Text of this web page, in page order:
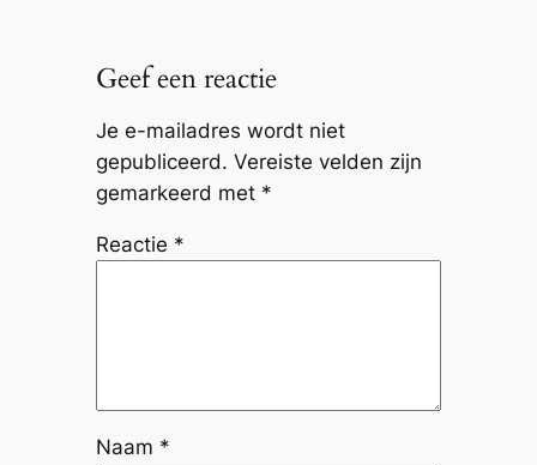
Geef een reactie
Je e-mailadres wordt niet
gepubliceerd. Vereiste velden zijn
gemarkeerd met *
Reactie *
Naam *